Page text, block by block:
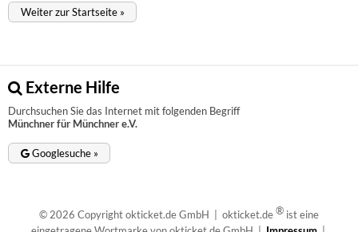
Weiter zur Startseite »
Externe Hilfe
Durchsuchen Sie das Internet mit folgenden Begriff
Münchner für Münchner e.V.
Googlesuche »
© 2026 Copyright okticket.de GmbH | okticket.de® ist eine